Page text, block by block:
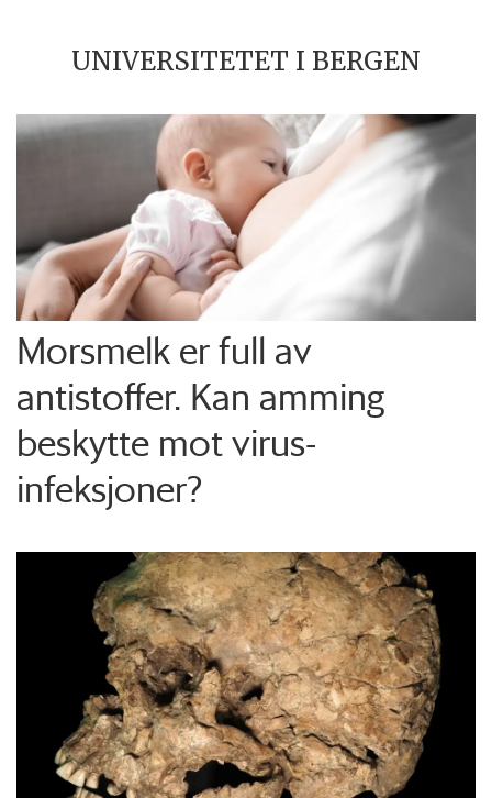
UNIVERSITETET I BERGEN
Morsmelk er full av
antistoffer. Kan amming
beskytte mot virus-
infeksjoner?